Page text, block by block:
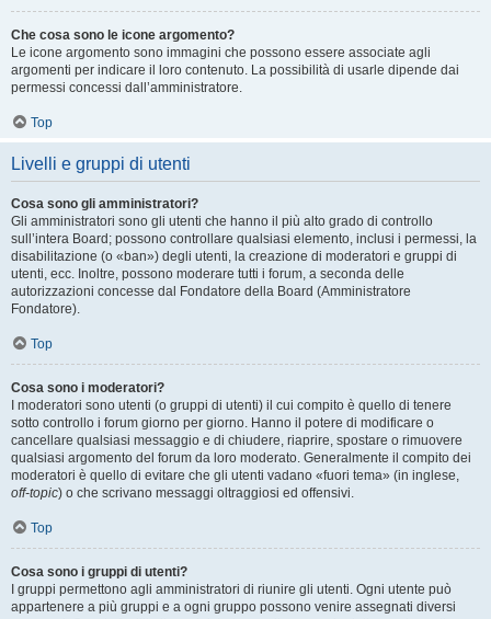
Che cosa sono le icone argomento?
Le icone argomento sono immagini che possono essere associate agli
argomenti per indicare il loro contenuto. La possibilità di usarle dipende dai
permessi concessi dall’amministratore.
Top
Livelli e gruppi di utenti
Cosa sono gli amministratori?
Gli amministratori sono gli utenti che hanno il più alto grado di controllo
sull’intera Board; possono controllare qualsiasi elemento, inclusi i permessi, la
disabilitazione (o «ban») degli utenti, la creazione di moderatori e gruppi di
utenti, ecc. Inoltre, possono moderare tutti i forum, a seconda delle
autorizzazioni concesse dal Fondatore della Board (Amministratore
Fondatore).
Top
Cosa sono i moderatori?
I moderatori sono utenti (o gruppi di utenti) il cui compito è quello di tenere
sotto controllo i forum giorno per giorno. Hanno il potere di modificare o
cancellare qualsiasi messaggio e di chiudere, riaprire, spostare o rimuovere
qualsiasi argomento del forum da loro moderato. Generalmente il compito dei
moderatori è quello di evitare che gli utenti vadano «fuori tema» (in inglese,
off-topic) o che scrivano messaggi oltraggiosi ed offensivi.
Top
Cosa sono i gruppi di utenti?
I gruppi permettono agli amministratori di riunire gli utenti. Ogni utente può
appartenere a più gruppi e a ogni gruppo possono venire assegnati diversi